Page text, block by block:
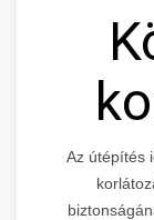
Az útépítés